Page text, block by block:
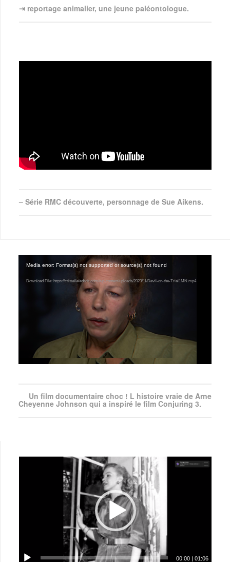
⇥ reportage animalier, une jeune paléontologue.
– Série RMC découverte, personnage de Sue Aikens.
Media error: Format(s) not supported or source(s) not found
Download File: https://cristelleledroit.com/wp-content/uploads/2023/11/Devil-on-the-Trial1MN.mp4
Un film documentaire choc ! L histoire vraie de Arne
Cheyenne Johnson qui a inspiré le film Conjuring 3.
00:00 |01:06